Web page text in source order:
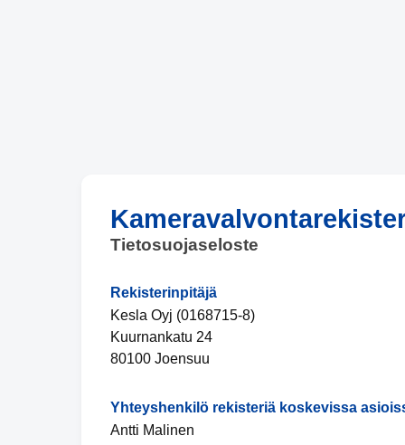
Tietosuojaseloste
Rekisterinpitäjä
Kesla Oyj (0168715-8)
Kuurnankatu 24
80100 Joensuu
Yhteyshenkilö rekisteriä koskevissa
Antti Malinen